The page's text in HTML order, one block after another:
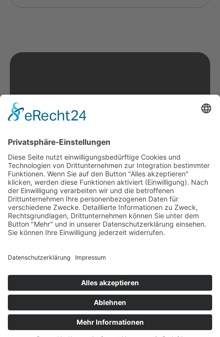
Impressum
Allgemeine Geschäftsbedingungen
© copyright 2026 by neonotu . security. All rights
reserved.